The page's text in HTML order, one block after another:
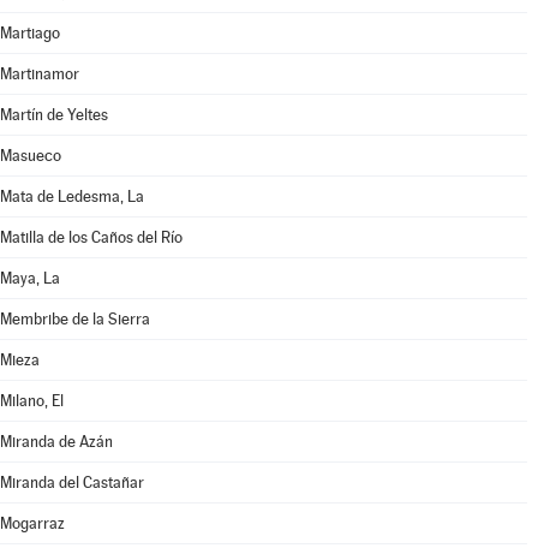
Martiago
Martinamor
Martín de Yeltes
Masueco
Mata de Ledesma, La
Matilla de los Caños del Río
Maya, La
Membribe de la Sierra
Mieza
Milano, El
Miranda de Azán
Miranda del Castañar
Mogarraz